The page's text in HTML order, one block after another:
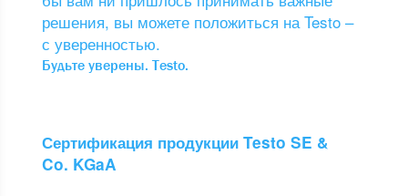
решения, вы можете положиться на Testo –
с уверенностью.
Будьте уверены. Testo.
Сертификация продукции Testo SE &
Co. KGaA